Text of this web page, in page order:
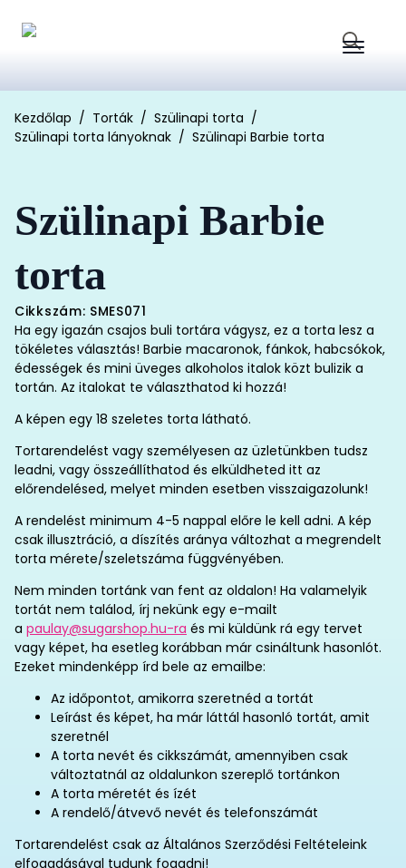
Search
Kezdőlap Torták
Szülinapi torta
Szülinapi torta lányoknak
Szülinapi Barbie torta
Szülinapi Barbie
torta
Cikkszám: SMES071
Ha egy igazán csajos buli tortára vágysz, ez a torta lesz a
tökéletes választás! Barbie macaronok, fánkok, habcsókok,
édességek és mini üveges alkoholos italok közt bulizik a
tortán. Az italokat te választhatod ki hozzá!
A képen egy 18 szeletes torta látható.
Tortarendelést vagy személyesen az üzletünkben tudsz
leadni, vagy összeállíthatod és elküldheted itt az
előrendelésed, melyet minden esetben visszaigazolunk!
A rendelést minimum 4-5 nappal előre le kell adni. A kép
csak illusztráció, a díszítés aránya változhat a megrendelt
torta mérete/szeletszáma függvényében.
Nem minden tortánk van fent az oldalon! Ha valamelyik
tortát nem találod, írj nekünk egy e-mailt
a paulay@sugarshop.hu-ra és mi küldünk rá egy tervet
vagy képet, ha esetleg korábban már csináltunk hasonlót.
Ezeket mindenképp írd bele az emailbe:
Az időpontot, amikorra szeretnéd a tortát
Leírást és képet, ha már láttál hasonló tortát, amit
szeretnél
A torta nevét és cikkszámát, amennyiben csak
változtatnál az oldalunkon szereplő tortánkon
A torta méretét és ízét
A rendelő/átvevő nevét és telefonszámát
Tortarendelést csak az Általános Szerződési Feltételeink
elfogadásával tudunk fogadni!